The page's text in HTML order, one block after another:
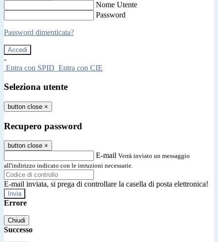
Nome Utente
Password
Password dimenticata?
-
Entra con SPID Entra con CIE
Seleziona utente
button close ×
Recupero password
button close ×
E-mail Verrà inviato un messaggio
all'indirizzo indicato con le istruzioni necessarie.
E-mail inviata, si prega di controllare la casella di posta elettronica!
Errore
Chiudi
Successo